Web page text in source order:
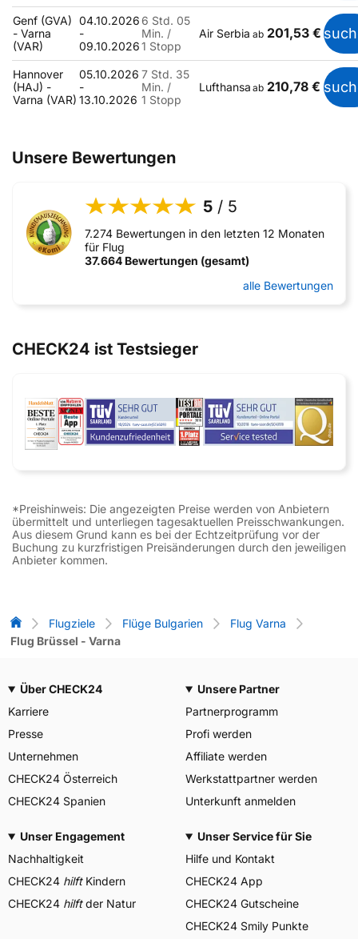
Genf (GVA)
- Varna
(VAR)
04.10.2026
-
09.10.2026
6 Std. 05
Min. /
1 Stopp
Air Serbia ab 201,53 €
Hannover
(HAJ) -
Varna (VAR)
05.10.2026
-
13.10.2026
7 Std. 35
Min. /
1 Stopp
Lufthansa ab 210,78 €
Unsere Bewertungen
5 / 5
7.274 Bewertungen in den letzten 12 Monaten
für Flug
37.664 Bewertungen (gesamt)
alle Bewertungen
CHECK24 ist Testsieger
*Preishinweis: Die angezeigten Preise werden von Anbietern
übermittelt und unterliegen tagesaktuellen Preisschwankungen.
Aus diesem Grund kann es bei der Echtzeitprüfung vor der
Buchung zu kurzfristigen Preisänderungen durch den jeweiligen
Anbieter kommen.
Flug-Vergleich
Flugziele Flüge Bulgarien
Flug Varna
Flug Brüssel - Varna
Über CHECK24
Karriere
Presse
Unternehmen
CHECK24 Österreich
CHECK24 Spanien
Unsere Partner
Partnerprogramm
Profi werden
Affiliate werden
Werkstattpartner werden
Unterkunft anmelden
Unser Engagement
Nachhaltigkeit
CHECK24 hilftKindern
CHECK24 hilftder Natur
Unser Service für Sie
Hilfe und Kontakt
CHECK24 App
CHECK24 Gutscheine
CHECK24 Smily Punkte